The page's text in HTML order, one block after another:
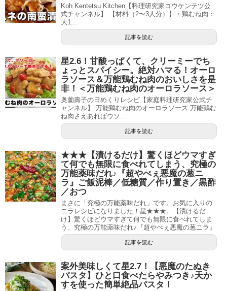
Koh Kentetsu Kitchen【料理研究家コウケンテツ公
式チャンネル】 【材料（2〜3人分）】・鶏むね肉：
大1...
記事を読む
星2.6！甘酸っぱくて、クリーミーでち
ょっとスパイシー。絶対ハマる！オーロ
ラソース＆万能鶏むね肉のおいしさを是
非！＜万能鶏むね肉のオーロラソース＞
奥薗壽子の日めくりレシピ【家庭料理研究家公式チ
ャンネル】 万能鶏むね肉のオーロラソース 万能鶏む
ね肉さえあればウソ...
記事を読む
★★★【漬けるだけ】驚くほどウマすぎ
て何でも無限に食べれてしまう、究極の
万能薬味だれ♪『超やべぇ悪魔の葱ニ
ラ』ご飯泥棒／低糖質／作り置き／黒酢
／おつ
まさに「究極の万能薬味だれ」です。お気に入りの
ニラレシピになりました！星★★★。【漬けるだ
け】驚くほどウマすぎて何でも無限に食べれてしま
う、究極の万能薬味だれ♪『超やべぇ悪魔の葱ニラ』
記事を読む
案外美味しくて星2.7！【悪魔のたぬき
パスタ】ひと口食べたらやみつき♪天か
すを使った簡単絶品パスタ！